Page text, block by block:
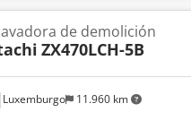
Luxemburgo 11.960 km
de demolición
ZX470LCH-5B